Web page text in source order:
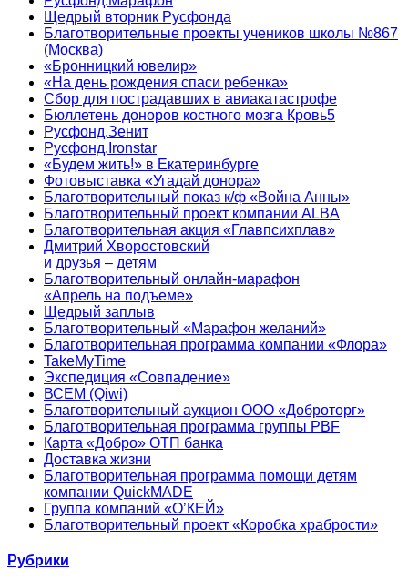
Щедрый вторник Русфонда
Благотворительные проекты учеников школы №867
(Москва)
«Бронницкий ювелир»
«На день рождения спаси ребенка»
Сбор для пострадавших в авиакатастрофе
Бюллетень доноров костного мозга Кровь5
Русфонд.Зенит
Русфонд.Ironstar
«Будем жить!» в Екатеринбурге
Фотовыставка «Угадай донора»
Благотворительный показ к/ф «Война Анны»
Благотворительный проект компании ALBA
Благотворительная акция «Главпсихплав»
Дмитрий Хворостовский
и друзья – детям
Благотворительный онлайн‑марафон
«Апрель на подъеме»
Щедрый заплыв
Благотворительный «Марафон желаний»
Благотворительная программа компании «Флора»
TakeMyTime
Экспедиция «Совпадение»
ВСЕМ (Qiwi)
Благотворительный аукцион ООО «Доброторг»
Благотворительная программа группы PBF
Карта «Добро» ОТП банка
Доставка жизни
Благотворительная программа помощи детям
компании QuickMADE
Группа компаний «О’КЕЙ»
Благотворительный проект «Коробка храбрости»
Рубрики